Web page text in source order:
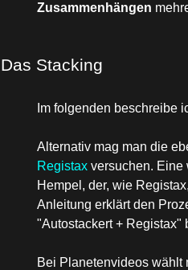
Zusammenhängen
Das Stacking
Im folgenden beschreibe
Alternativ mag man die
Registax versuchen. Eine
Hempel, der, wie
Anleitung erklärt den
"Autostackert + Registax"
Bei Planetenvideos wählt